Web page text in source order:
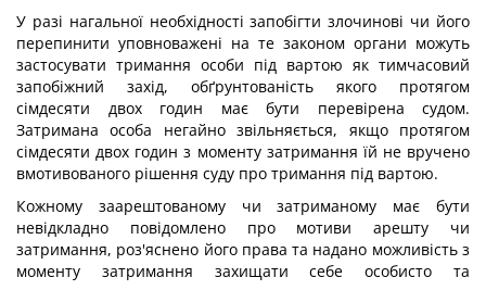
У разі нагальної необхідності запобігти злочинові чи його
перепинити уповноважені на те законом органи можуть
застосувати тримання особи під вартою як тимчасовий
запобіжний захід, обґрунтованість якого протягом
сімдесяти двох годин має бути перевірена судом.
Затримана особа негайно звільняється, якщо протягом
сімдесяти двох годин з моменту затримання їй не вручено
вмотивованого рішення суду про тримання під вартою.
Кожному заарештованому чи затриманому має бути
невідкладно повідомлено про мотиви арешту чи
затримання, роз'яснено його права та надано можливість з
моменту затримання захищати себе особисто та